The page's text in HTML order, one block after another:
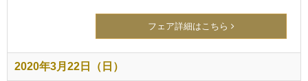
フェア詳細はこちら
2020年3月22日（日）